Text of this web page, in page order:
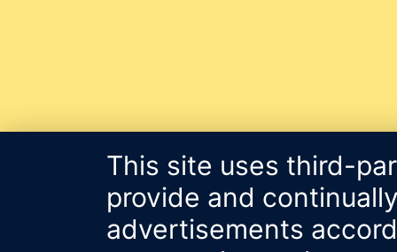
This site uses third-
provide and
advertisements